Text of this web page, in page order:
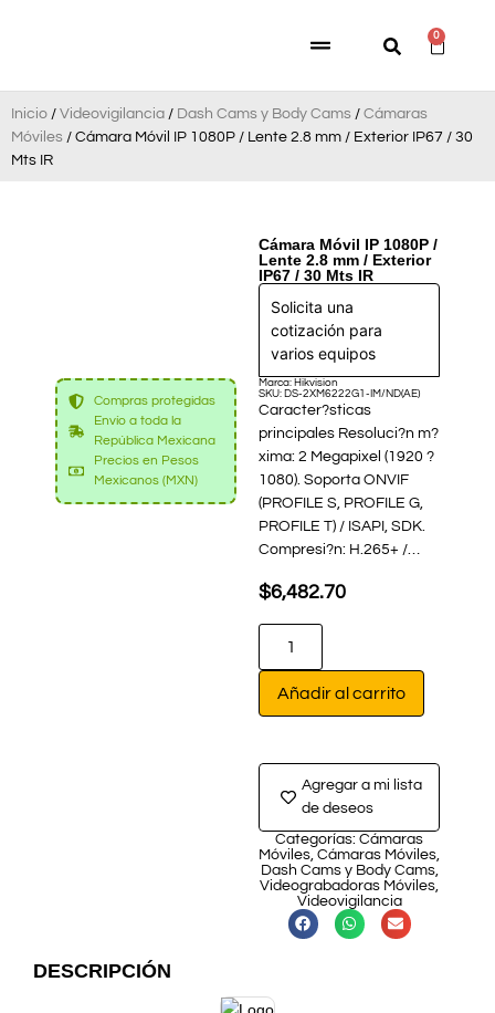
0
Inicio / Videovigilancia / Dash Cams y Body Cams / Cámaras
Móviles / Cámara Móvil IP 1080P / Lente 2.8 mm / Exterior IP67 / 30
Mts IR
Compras protegidas
Envío a toda la
República Mexicana
Precios en Pesos
Mexicanos (MXN)
Cámara Móvil IP 1080P /
Lente 2.8 mm / Exterior
IP67 / 30 Mts IR
Solicita una
cotización para
varios equipos
Marca: Hikvision
SKU: DS-2XM6222G1-IM/ND(AE)
Caracter?sticas
principales Resoluci?n m?
xima: 2 Megapixel (1920 ?
1080). Soporta ONVIF
(PROFILE S, PROFILE G,
PROFILE T) / ISAPI, SDK.
Compresi?n: H.265+ /…
$6,482.70
Añadir al carrito
Agregar a mi lista
de deseos
Categorías: Cámaras
Móviles Cámaras Móviles
Dash Cams y Body Cams,
Videograbadoras Móviles
Videovigilancia
DESCRIPCIÓN